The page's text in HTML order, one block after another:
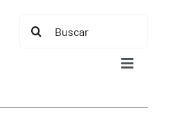
Buscar:
Toggle